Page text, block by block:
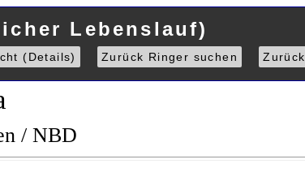
Lebenslauf)
(Details) Zurück Ringer suchen Zurück
/ NBD